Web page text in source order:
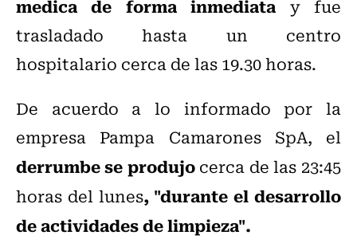
medica de forma inmediata y fue
trasladado hasta un centro
hospitalario cerca de las 19.30 horas.
De acuerdo a lo informado por la
empresa Pampa Camarones SpA, el
derrumbe se produjocerca de las 23:45
horas del lunes, "durante el desarrollo
de actividades de limpieza".